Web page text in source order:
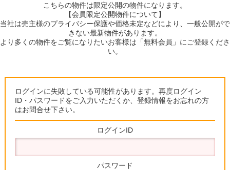
こちらの物件は限定公開の物件になります。
【会員限定公開物件について】
当社は売主様のプライバシー保護や価格未定などにより、一般公開がで
きない最新物件があります。
より多くの物件をご覧になりたいお客様は「無料会員」にご登録くださ
い。
ログインに失敗している可能性があります。再度ログイン
ID・パスワードをご入力いただくか、登録情報をお忘れの方
はお問合せ下さい。
ログインID
パスワード